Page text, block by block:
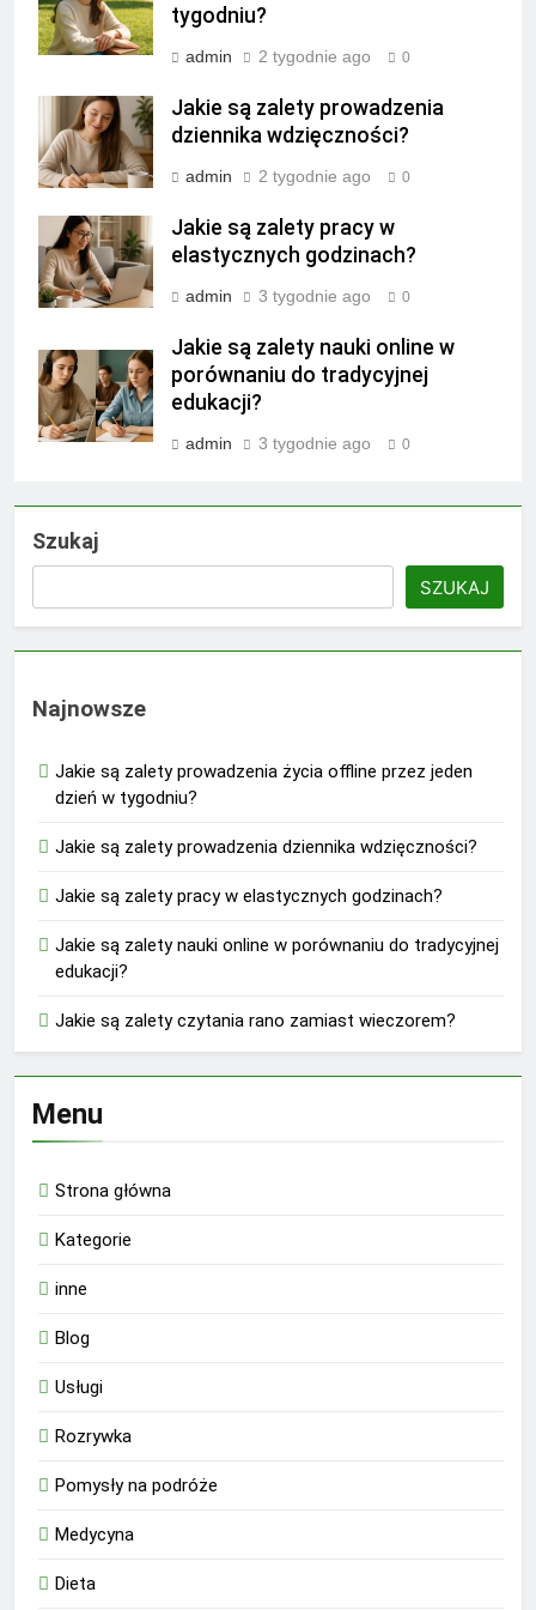
tygodniu?
admin 2 tygodnie ago 0
Jakie są zalety prowadzenia
dziennika wdzięczności?
admin 2 tygodnie ago 0
Jakie są zalety pracy w
elastycznych godzinach?
admin 3 tygodnie ago 0
Jakie są zalety nauki online w
porównaniu do tradycyjnej
edukacji?
admin 3 tygodnie ago 0
Szukaj
SZUKAJ
Najnowsze
Jakie są zalety prowadzenia życia offline przez jeden
dzień w tygodniu?
Jakie są zalety prowadzenia dziennika wdzięczności?
Jakie są zalety pracy w elastycznych godzinach?
Jakie są zalety nauki online w porównaniu do tradycyjnej
edukacji?
Jakie są zalety czytania rano zamiast wieczorem?
Menu
Strona główna
Kategorie
inne
Blog
Usługi
Rozrywka
Pomysły na podróże
Medycyna
Dieta